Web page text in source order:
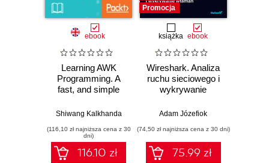
ebook
Learning AWK
Programming. A
fast, and simple
for text-processing
environment
Shiwang Kalkhanda
(116,10 zł najniższa cena z 30
dni)
116.10 zł
Promocja
książka ebook
Wireshark. Analiza
ruchu sieciowego i
wykrywanie
Adam Józefiok
(74,50 zł najniższa cena z 30 dni)
75.99 zł